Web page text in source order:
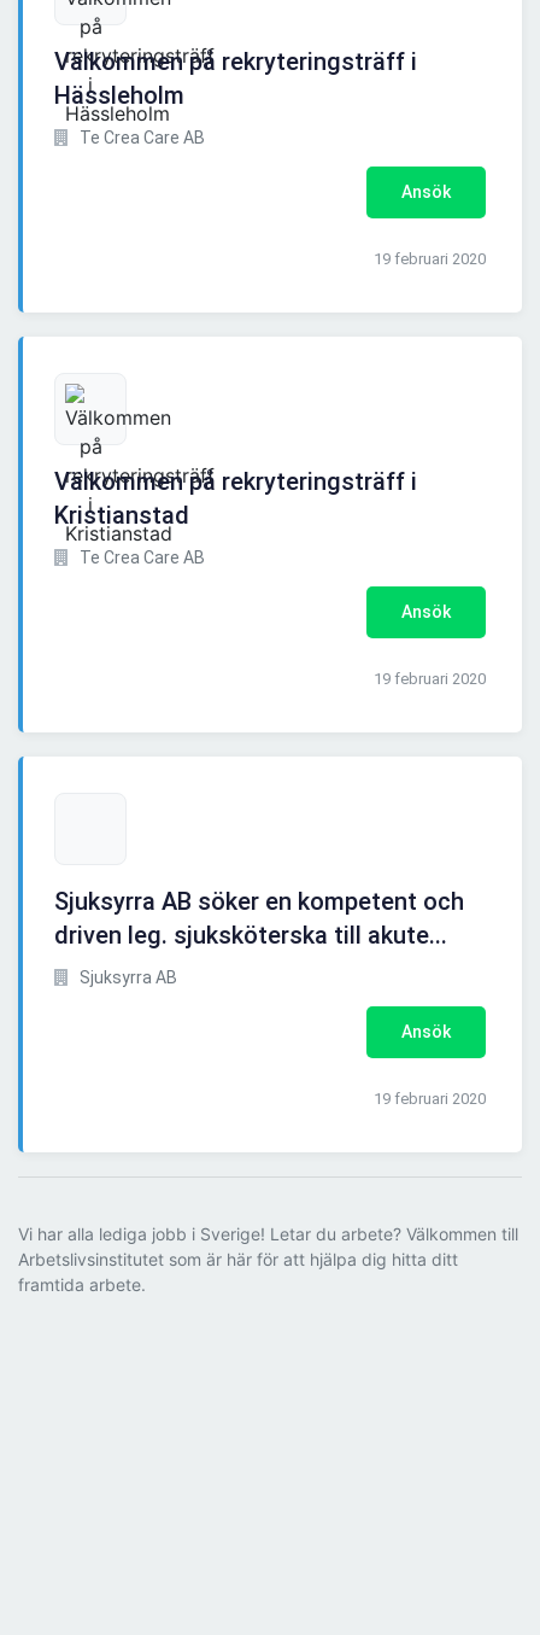
Välkommen på rekryteringsträff i
Hässleholm
Te Crea Care AB
Ansök
19 februari 2020
Välkommen på rekryteringsträff i
Kristianstad
Te Crea Care AB
Ansök
19 februari 2020
Sjuksyrra AB söker en kompetent och
driven leg. sjuksköterska till akute...
Sjuksyrra AB
Ansök
19 februari 2020
Vi har alla lediga jobb i Sverige! Letar du arbete? Välkommen till
Arbetslivsinstitutet som är här för att hjälpa dig hitta ditt
framtida arbete.